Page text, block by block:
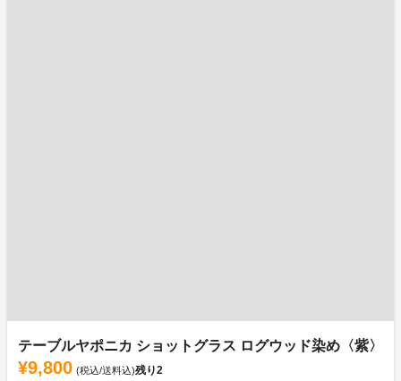
テーブルヤポニカ ショットグラス ログウッド染め〈紫〉
¥9,800 (税込/送料込)残り2